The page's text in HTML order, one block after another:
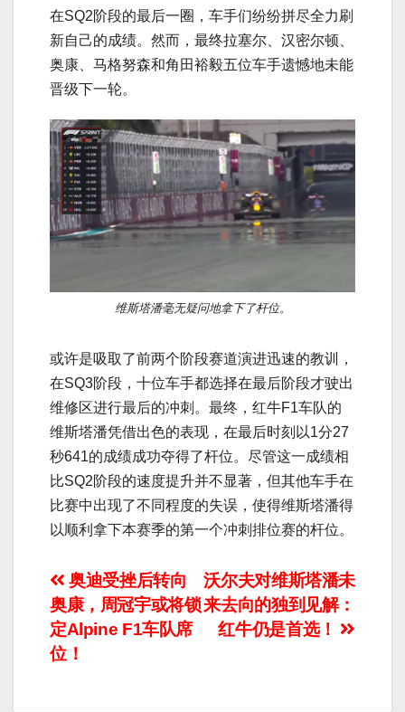
在SQ2阶段的最后一圈，车手们纷纷拼尽全力刷
新自己的成绩。然而，最终拉塞尔、汉密尔顿、
奥康、马格努森和角田裕毅五位车手遗憾地未能
晋级下一轮。
维斯塔潘毫无疑问地拿下了杆位。
或许是吸取了前两个阶段赛道演进迅速的教训，
在SQ3阶段，十位车手都选择在最后阶段才驶出
维修区进行最后的冲刺。最终，红牛F1车队的
维斯塔潘凭借出色的表现，在最后时刻以1分27
秒641的成绩成功夺得了杆位。尽管这一成绩相
比SQ2阶段的速度提升并不显著，但其他车手在
比赛中出现了不同程度的失误，使得维斯塔潘得
以顺利拿下本赛季的第一个冲刺排位赛的杆位。
文
章
导
沃尔夫对维斯塔潘未
来去向的独到见解：
红牛仍是首选！
奥迪受挫后转向
奥康，周冠宇或将锁
定Alpine F1车队席
位！